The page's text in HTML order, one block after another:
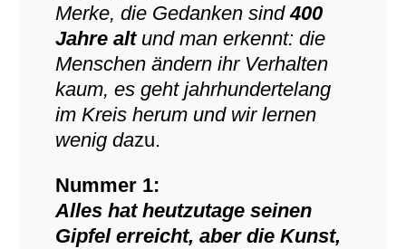
Merke, die Gedanken sind400
Jahre altund man erkennt: die
Menschen ändern ihr Verhalten
kaum, es geht jahrhundertelang
im Kreis herum und wir lernen
wenig dazu.
Nummer 1:
Alles hat heutzutage seinen
Gipfel erreicht, aber die Kunst,